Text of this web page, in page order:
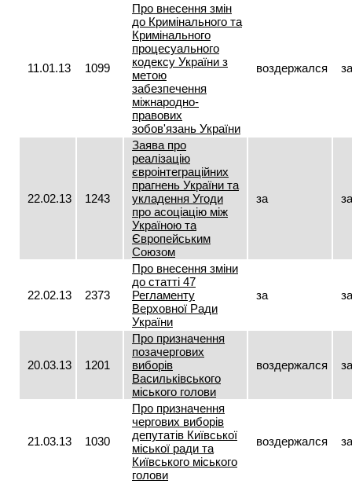
11.01.13 1099
Про внесення змін
до Кримінального та
Кримінального
процесуального
кодексу України з
метою
забезпечення
міжнародно-
правових
зобов'язань України
воздержался за
22.02.13 1243
Заява про
реалізацію
євроінтеграційних
прагнень України та
укладення Угоди
про асоціацію між
Україною та
Європейським
Союзом
за за
22.02.13 2373
Про внесення зміни
до статті 47
Регламенту
Верховної Ради
України
за за
20.03.13 1201
Про призначення
позачергових
виборів
Васильківського
міського голови
воздержался за
21.03.13 1030
Про призначення
чергових виборів
депутатів Київської
міської ради та
Київського міського
голови
воздержался за